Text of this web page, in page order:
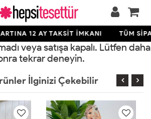
12 AY TAKSİT İMKANI TÜM
veya satışa kapalı. Lütfen daha
tekrar deneyin.
İlginizi Çekebilir